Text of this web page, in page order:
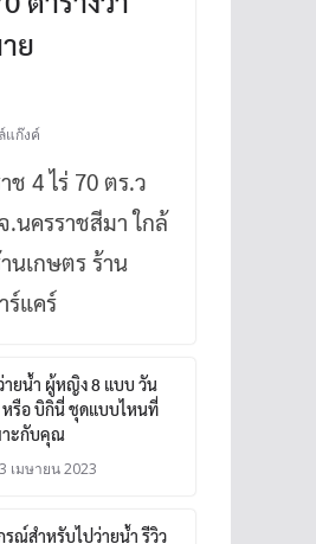
ย
แก๊งค์
4 ไร่ 70 ตร.ว
.นครราชสีมา ใกล้
นเกษตร ร้าน
ร์แคร์
ายน้ำ ผู้หญิง 8 แบบ วัน
รือ บิกินี่ ชุดแบบไหนที่
าะกับคุณ
เมษายน 2023
รณ์สำหรับไปว่ายน้ำ รีวิว